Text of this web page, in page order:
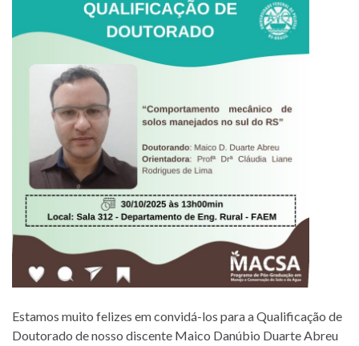
Estamos muito felizes em convidá-los para a Qualificação de
Doutorado de nosso discente Maico Danúbio Duarte Abreu